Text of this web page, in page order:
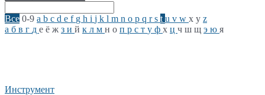
Все 0-9 a b c d e f g h i j k l m n o p q rs t u v w x y z
а б в г д е ё ж з и й к л м н о п р с т у ф х ц ч ш щ э ю я
Инструмент